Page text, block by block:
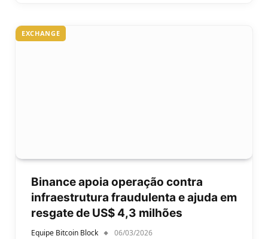
EXCHANGE
Binance apoia operação contra
infraestrutura fraudulenta e ajuda em
resgate de US$ 4,3 milhões
Equipe Bitcoin Block 06/03/2026